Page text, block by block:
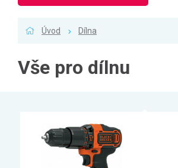
Obývací pokoj
Pracovna a kancelář
Koupelna
Úvod Dílna
Vše pro dílnu